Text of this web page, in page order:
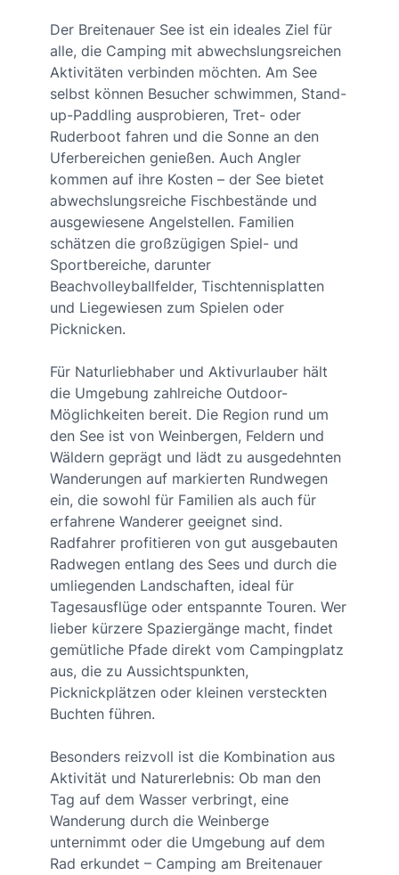
Der Breitenauer See ist ein ideales Ziel für
alle, die Camping mit abwechslungsreichen
Aktivitäten verbinden möchten. Am See
selbst können Besucher schwimmen, Stand-
up-Paddling ausprobieren, Tret- oder
Ruderboot fahren und die Sonne an den
Uferbereichen genießen. Auch Angler
kommen auf ihre Kosten – der See bietet
abwechslungsreiche Fischbestände und
ausgewiesene Angelstellen. Familien
schätzen die großzügigen Spiel- und
Sportbereiche, darunter
Beachvolleyballfelder, Tischtennisplatten
und Liegewiesen zum Spielen oder
Picknicken.
Für Naturliebhaber und Aktivurlauber hält
die Umgebung zahlreiche Outdoor-
Möglichkeiten bereit. Die Region rund um
den See ist von Weinbergen, Feldern und
Wäldern geprägt und lädt zu ausgedehnten
Wanderungen auf markierten Rundwegen
ein, die sowohl für Familien als auch für
erfahrene Wanderer geeignet sind.
Radfahrer profitieren von gut ausgebauten
Radwegen entlang des Sees und durch die
umliegenden Landschaften, ideal für
Tagesausflüge oder entspannte Touren. Wer
lieber kürzere Spaziergänge macht, findet
gemütliche Pfade direkt vom Campingplatz
aus, die zu Aussichtspunkten,
Picknickplätzen oder kleinen versteckten
Buchten führen.
Besonders reizvoll ist die Kombination aus
Aktivität und Naturerlebnis: Ob man den
Tag auf dem Wasser verbringt, eine
Wanderung durch die Weinberge
unternimmt oder die Umgebung auf dem
Rad erkundet – Camping am Breitenauer